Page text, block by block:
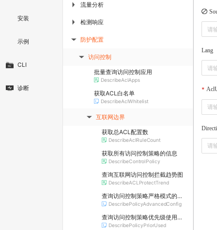
安装
示例
CLI
诊断
▶ 流量分析
▶ 检测响应
▶ 防护配置
▶ 访问控制
批量查询访问控制应用
DescribeAclApps
获取ACL白名单
DescribeAclWhitelist
▶ 互联网边界
获取总ACL配置数
DescribeAclRuleCount
获取所有访问控制策略的信息
DescribeControlPolicy
查询互联网访问控制拦截趋势图
DescribeACLProtectTrend
查询访问控制策略严格模式的开启状态
DescribePolicyAdvancedConfig
查询访问控制策略优先级使用范围
DescribePolicyPriorUsed
Lang